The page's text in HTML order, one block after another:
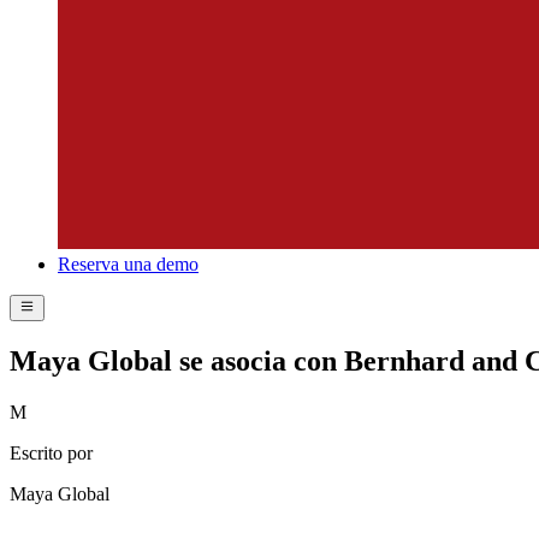
Reserva una demo
Maya Global se asocia con Bernhard and
M
Escrito por
Maya Global